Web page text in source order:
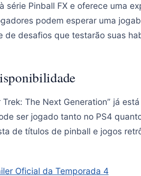
série Pinball FX e oferece uma
podem esperar uma
de desafios que testarão suas
Trek: The Next Generation” já
ser jogado tanto no PS4
de títulos de pinball e jogos
Oficial da Temporada 4